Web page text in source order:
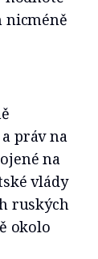
nicméně
práv na
na
vlády
ruských
okolo